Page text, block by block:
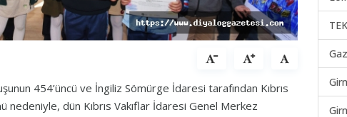
454’üncü ve İngiliz Sömürge İdaresi tarafından Kıbrıs
nedeniyle, dün Kıbrıs Vakıflar İdaresi Genel Merkez